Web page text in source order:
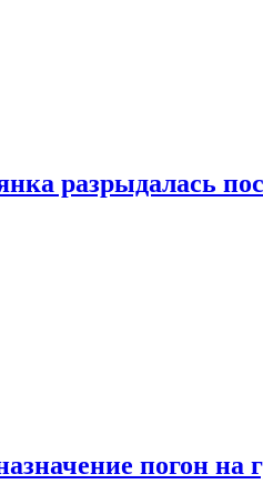
разрыдалась
погон на